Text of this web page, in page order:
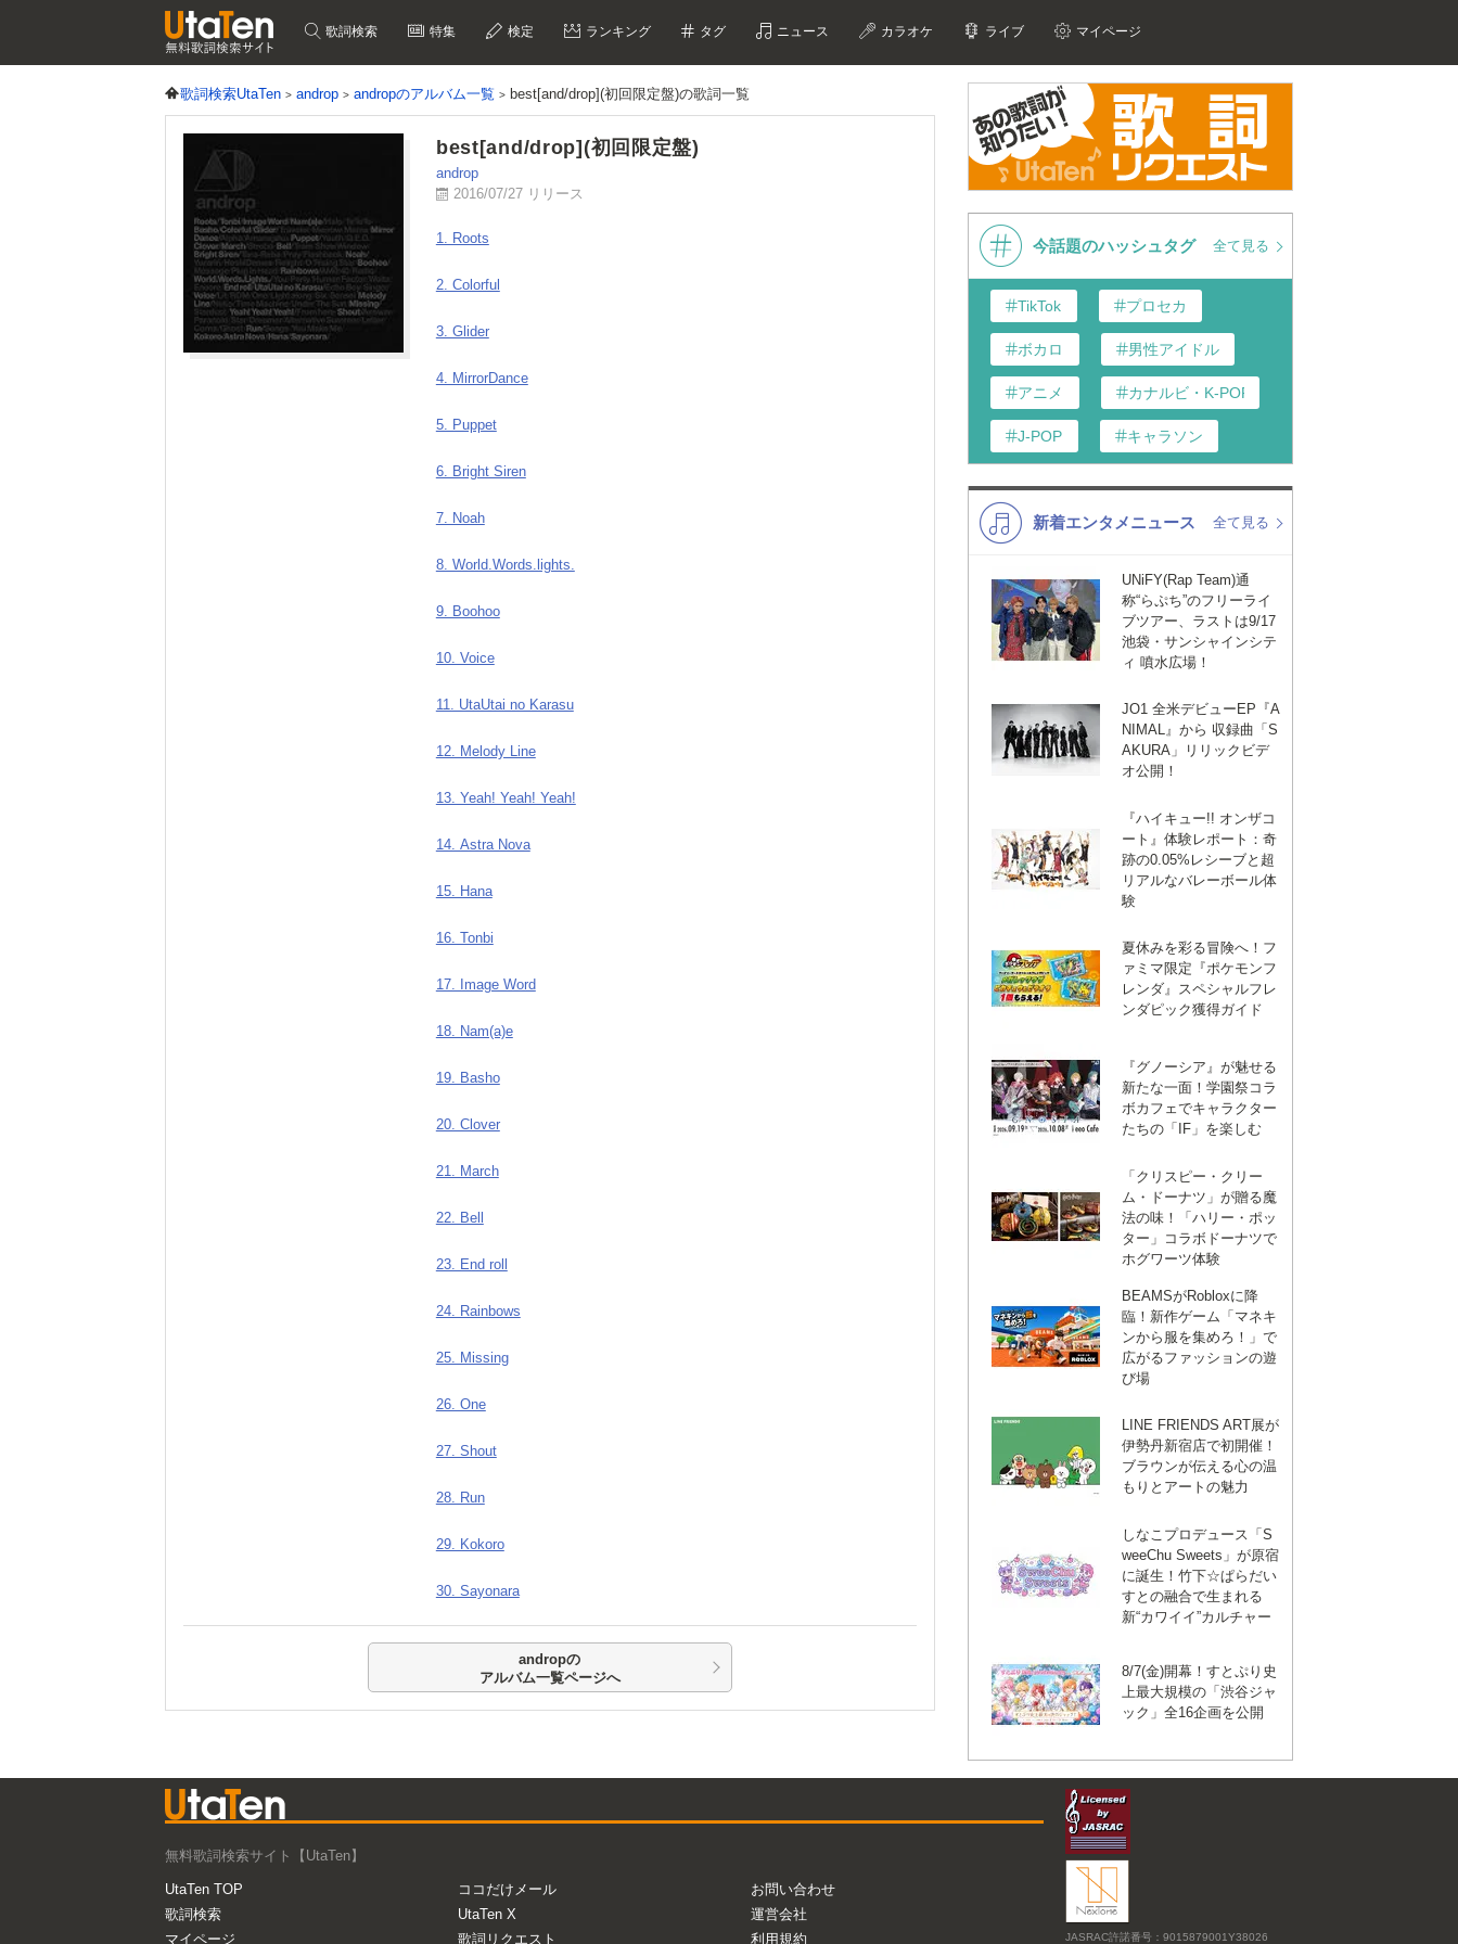
歌詞検索 特集 検定 ランキング タグ ニュース カラオケ ライブ マイページ
歌詞検索UtaTen androp andropのアルバム一覧 best[and/drop](初回限定盤)の歌詞一覧
best[and/drop](初回限定盤)
androp
2016/07/27 リリース
1. Roots
2. Colorful
3. Glider
4. MirrorDance
5. Puppet
6. Bright Siren
7. Noah
8. World.Words.lights.
9. Boohoo
10. Voice
11. UtaUtai no Karasu
12. Melody Line
13. Yeah! Yeah! Yeah!
14. Astra Nova
15. Hana
16. Tonbi
17. Image Word
18. Nam(a)e
19. Basho
20. Clover
21. March
22. Bell
23. End roll
24. Rainbows
25. Missing
26. One
27. Shout
28. Run
29. Kokoro
30. Sayonara
andropの
アルバム一覧ページへ
今話題のハッシュタグ 全て見る
TikTok プロセカ
ボカロ 男性アイドル
アニメ カナルビ・K-POP和訳
J-POP キャラソン
K-POP バンド
VTuber ディズニー
新着エンタメニュース 全て見る
UNiFY(Rap Team)通
称“らぷち”のフリーライ
ブツアー、ラストは9/17
池袋・サンシャインシテ
ィ 噴水広場！
JO1 全米デビューEP『A
NIMAL』から 収録曲「S
AKURA」リリックビデ
オ公開！
『ハイキュー!! オンザコ
ート』体験レポート：奇
跡の0.05%レシーブと超
リアルなバレーボール体
験
夏休みを彩る冒険へ！フ
ァミマ限定『ポケモンフ
レンダ』スペシャルフレ
ンダピック獲得ガイド
『グノーシア』が魅せる
新たな一面！学園祭コラ
ボカフェでキャラクター
たちの「IF」を楽しむ
「クリスピー・クリー
ム・ドーナツ」が贈る魔
法の味！「ハリー・ポッ
ター」コラボドーナツで
ホグワーツ体験
BEAMSがRobloxに降
臨！新作ゲーム「マネキ
ンから服を集めろ！」で
広がるファッションの遊
び場
LINE FRIENDS ART展が
伊勢丹新宿店で初開催！
ブラウンが伝える心の温
もりとアートの魅力
しなこプロデュース「S
weeChu Sweets」が原宿
に誕生！竹下☆ぱらだい
すとの融合で生まれる
新“カワイイ”カルチャー
8/7(金)開幕！すとぷり史
上最大規模の「渋谷ジャ
ック」全16企画を公開
無料歌詞検索サイト【UtaTen】
UtaTen TOP
歌詞検索
マイページ
ココだけメール
UtaTen X
歌詞リクエスト
お問い合わせ
運営会社
利用規約
JASRAC許諾番号：9015879001Y38026